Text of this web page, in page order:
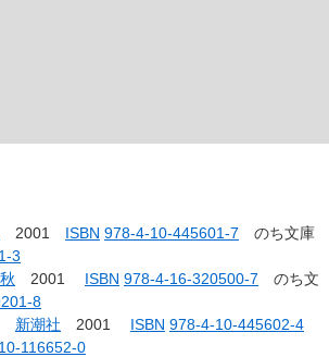
2001 ISBN 978-4-10-445601-7 のち文庫
3
2001 ISBN 978-4-16-320500-7 のち文
8
新潮社 2001 ISBN 978-4-10-445602-4
116652-0